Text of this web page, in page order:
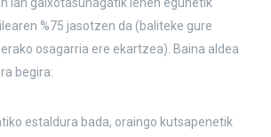
%75 jasotzen da (baliteke gure
osagarria ere ekartzea). Baina aldea
begira:
estaldura bada, oraingo kutsapenetik